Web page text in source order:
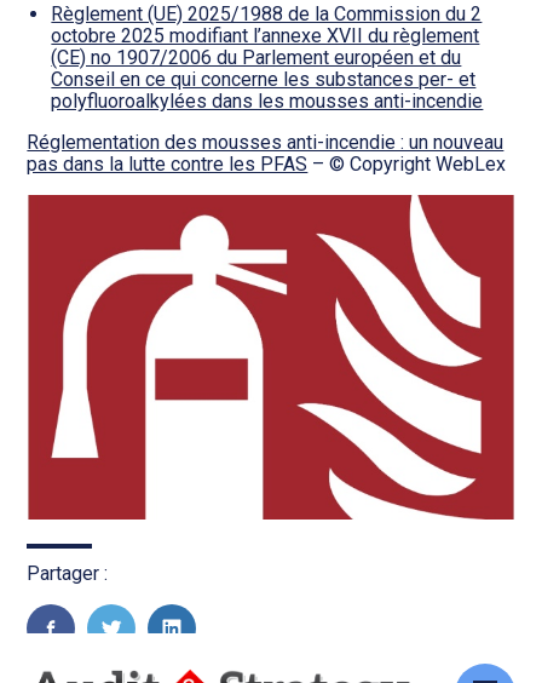
Règlement (UE) 2025/1988 de la Commission du 2
octobre 2025 modifiant l’annexe XVII du règlement
(CE) no 1907/2006 du Parlement européen et du
Conseil en ce qui concerne les substances per- et
polyfluoroalkylées dans les mousses anti-incendie
Réglementation des mousses anti-incendie : un nouveau
pas dans la lutte contre les PFAS – © Copyright WebLex
Partager :